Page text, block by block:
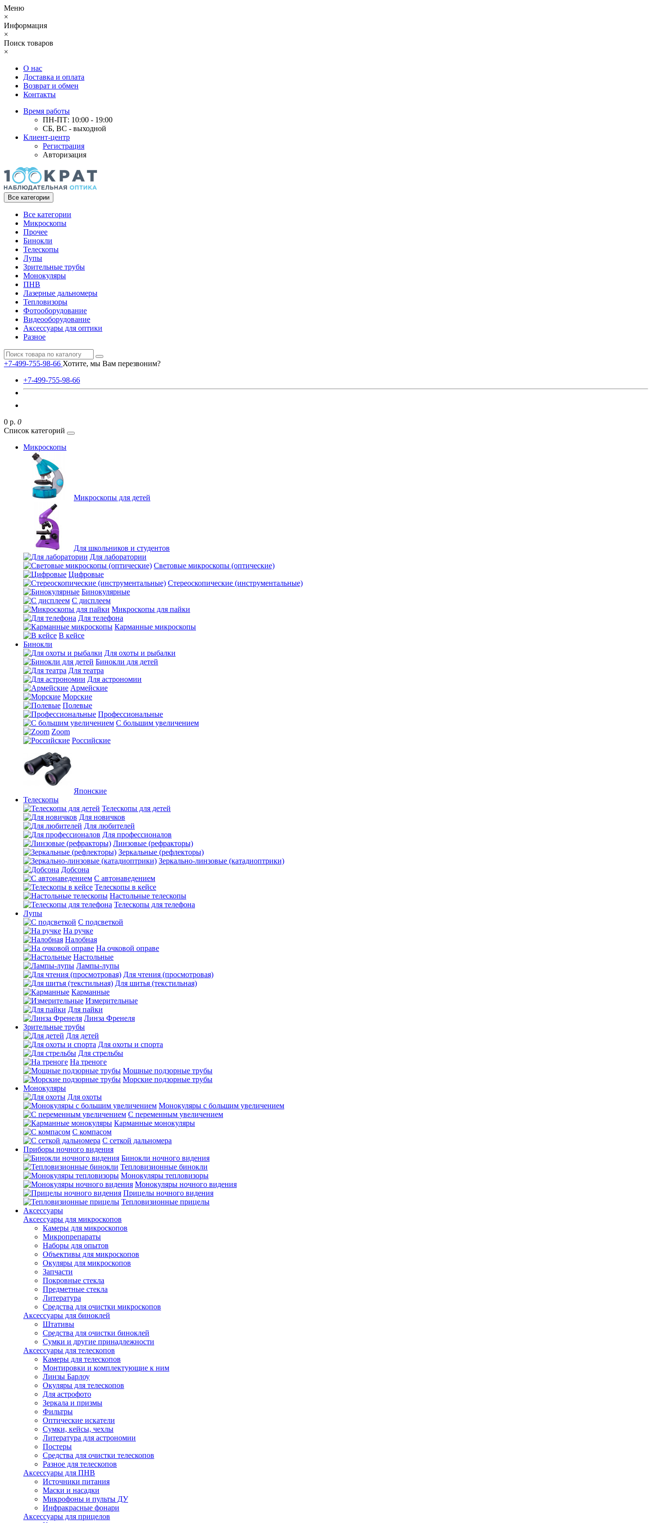
Меню
×
Информация
×
Поиск товаров
×
О нас
Доставка и оплата
Возврат и обмен
Контакты
Время работы
ПН-ПТ: 10:00 - 19:00
СБ, ВС - выходной
Клиент-центр
Регистрация
Авторизация
Все категории
Все категории
Микроскопы
Прочее
Бинокли
Телескопы
Лупы
Зрительные трубы
Монокуляры
ПНВ
Лазерные дальномеры
Тепловизоры
Фотооборудование
Видеооборудование
Аксессуары для оптики
Разное
+7-499-755-98-66 Хотите, мы Вам перезвоним?
+7-499-755-98-66
0 р. 0
Список категорий
Микроскопы
Микроскопы для детей
Для школьников и студентов
Для лаборатории
Световые микроскопы (оптические)
Цифровые
Стереоскопические (инструментальные)
Бинокулярные
С дисплеем
Микроскопы для пайки
Для телефона
Карманные микроскопы
В кейсе
Бинокли
Для охоты и рыбалки
Бинокли для детей
Для театра
Для астрономии
Армейские
Морские
Полевые
Профессиональные
С большим увеличением
Zoom
Российские
Японские
Телескопы
Телескопы для детей
Для новичков
Для любителей
Для профессионалов
Линзовые (рефракторы)
Зеркальные (рефлекторы)
Зеркально-линзовые (катадиоптрики)
Добсона
С автонаведением
Телескопы в кейсе
Настольные телескопы
Телескопы для телефона
Лупы
С подсветкой
На ручке
Налобная
На очковой оправе
Настольные
Лампы-лупы
Для чтения (просмотровая)
Для шитья (текстильная)
Карманные
Измерительные
Для пайки
Линза Френеля
Зрительные трубы
Для детей
Для охоты и спорта
Для стрельбы
На треноге
Мощные подзорные трубы
Морские подзорные трубы
Монокуляры
Для охоты
Монокуляры с большим увеличением
С переменным увеличением
Карманные монокуляры
С компасом
С сеткой дальномера
Приборы ночного видения
Бинокли ночного видения
Тепловизионные бинокли
Монокуляры тепловизоры
Монокуляры ночного видения
Прицелы ночного видения
Тепловизионные прицелы
Аксессуары
Аксессуары для микроскопов
Камеры для микроскопов
Микропрепараты
Наборы для опытов
Объективы для микроскопов
Окуляры для микроскопов
Запчасти
Покровные стекла
Предметные стекла
Литература
Средства для очистки микроскопов
Аксессуары для биноклей
Штативы
Средства для очистки биноклей
Сумки и другие принадлежности
Аксессуары для телескопов
Камеры для телескопов
Монтировки и комплектующие к ним
Линзы Барлоу
Окуляры для телескопов
Для астрофото
Зеркала и призмы
Фильтры
Оптические искатели
Сумки, кейсы, чехлы
Литература для астрономии
Постеры
Средства для очистки телескопов
Разное для телескопов
Аксессуары для ПНВ
Источники питания
Маски и насадки
Микрофоны и пульты ДУ
Инфракрасные фонари
Аксессуары для прицелов